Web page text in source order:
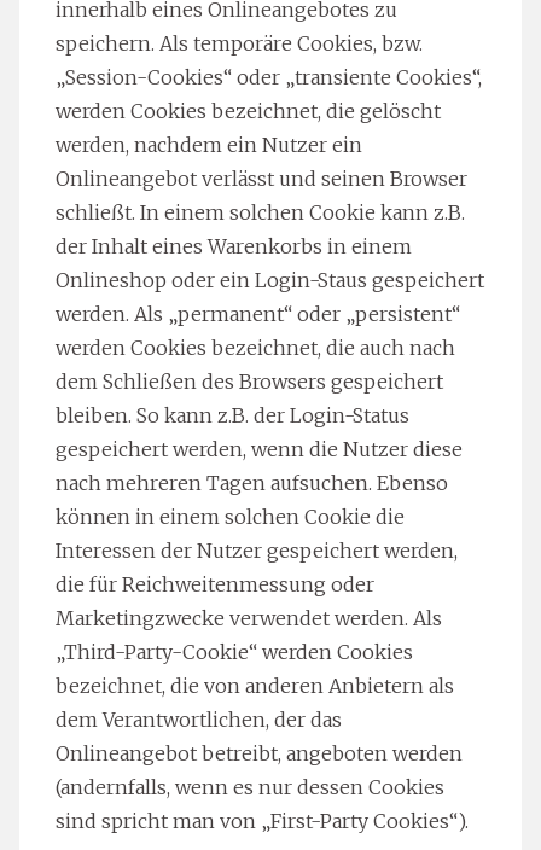
innerhalb eines Onlineangebotes zu
speichern. Als temporäre Cookies, bzw.
„Session-Cookies“ oder „transiente Cookies“,
werden Cookies bezeichnet, die gelöscht
werden, nachdem ein Nutzer ein
Onlineangebot verlässt und seinen Browser
schließt. In einem solchen Cookie kann z.B.
der Inhalt eines Warenkorbs in einem
Onlineshop oder ein Login-Staus gespeichert
werden. Als „permanent“ oder „persistent“
werden Cookies bezeichnet, die auch nach
dem Schließen des Browsers gespeichert
bleiben. So kann z.B. der Login-Status
gespeichert werden, wenn die Nutzer diese
nach mehreren Tagen aufsuchen. Ebenso
können in einem solchen Cookie die
Interessen der Nutzer gespeichert werden,
die für Reichweitenmessung oder
Marketingzwecke verwendet werden. Als
„Third-Party-Cookie“ werden Cookies
bezeichnet, die von anderen Anbietern als
dem Verantwortlichen, der das
Onlineangebot betreibt, angeboten werden
(andernfalls, wenn es nur dessen Cookies
sind spricht man von „First-Party Cookies“).